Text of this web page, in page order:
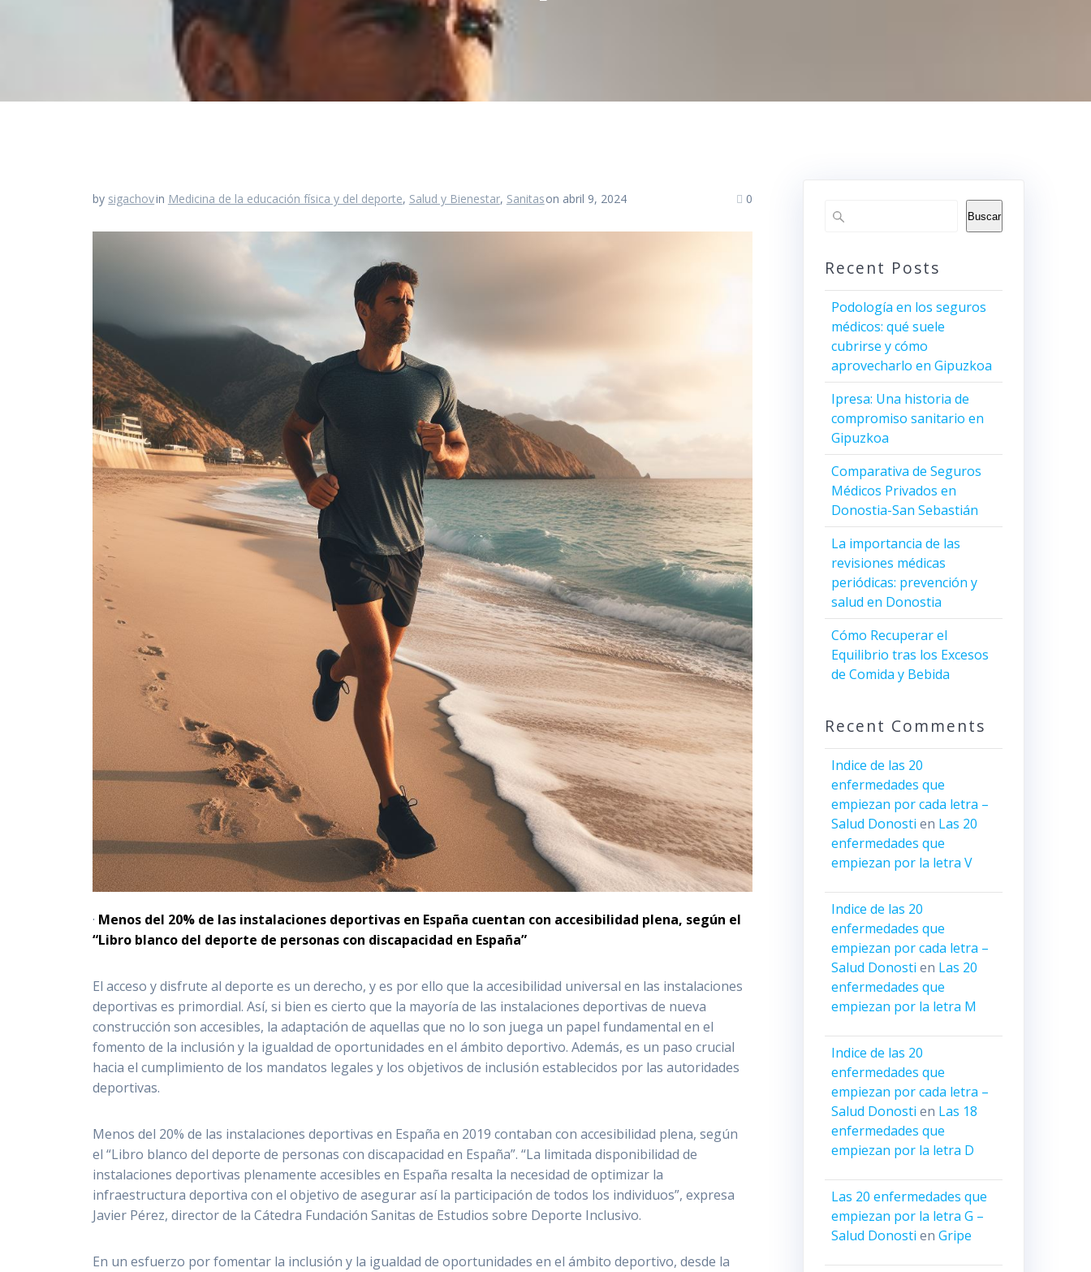
by sigachovin Medicina de la educación física y del deporte, Salud y Bienestar, Sanitason abril 9, 2024 0
· Menos del 20% de las instalaciones deportivas en España cuentan con accesibilidad plena, según el
“Libro blanco del deporte de personas con discapacidad en España”
El acceso y disfrute al deporte es un derecho, y es por ello que la accesibilidad universal en las instalaciones
deportivas es primordial. Así, si bien es cierto que la mayoría de las instalaciones deportivas de nueva
construcción son accesibles, la adaptación de aquellas que no lo son juega un papel fundamental en el
fomento de la inclusión y la igualdad de oportunidades en el ámbito deportivo. Además, es un paso crucial
hacia el cumplimiento de los mandatos legales y los objetivos de inclusión establecidos por las autoridades
deportivas.
Menos del 20% de las instalaciones deportivas en España en 2019 contaban con accesibilidad plena, según
el “Libro blanco del deporte de personas con discapacidad en España”. “La limitada disponibilidad de
instalaciones deportivas plenamente accesibles en España resalta la necesidad de optimizar la
infraestructura deportiva con el objetivo de asegurar así la participación de todos los individuos”, expresa
Javier Pérez, director de la Cátedra Fundación Sanitas de Estudios sobre Deporte Inclusivo.
En un esfuerzo por fomentar la inclusión y la igualdad de oportunidades en el ámbito deportivo, desde la
Buscar
Recent Posts
Podología en los seguros
médicos: qué suele
cubrirse y cómo
aprovecharlo en Gipuzkoa
Ipresa: Una historia de
compromiso sanitario en
Gipuzkoa
Comparativa de Seguros
Médicos Privados en
Donostia-San Sebastián
La importancia de las
revisiones médicas
periódicas: prevención y
salud en Donostia
Cómo Recuperar el
Equilibrio tras los Excesos
de Comida y Bebida
Recent Comments
Indice de las 20
enfermedades que
empiezan por cada letra –
Salud Donosti en Las 20
enfermedades que
empiezan por la letra V
Indice de las 20
enfermedades que
empiezan por cada letra –
Salud Donosti en Las 20
enfermedades que
empiezan por la letra M
Indice de las 20
enfermedades que
empiezan por cada letra –
Salud Donosti en Las 18
enfermedades que
empiezan por la letra D
Las 20 enfermedades que
empiezan por la letra G –
Salud Donosti en Gripe